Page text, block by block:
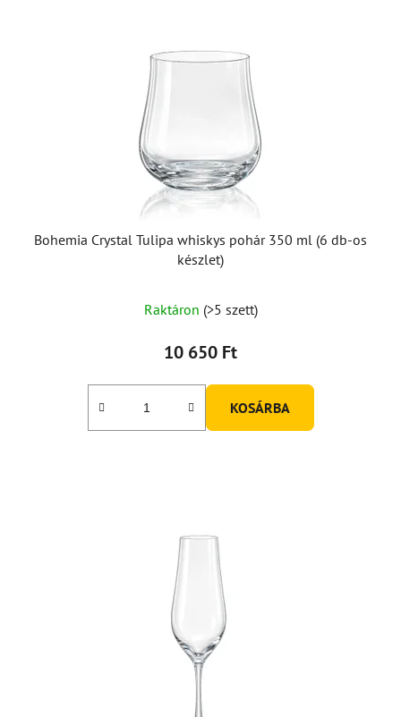
Bohemia Crystal Tulipa whiskys pohár 350 ml (6 db-os
készlet)
Raktáron (>5 szett)
10 650 Ft
KOSÁRBA